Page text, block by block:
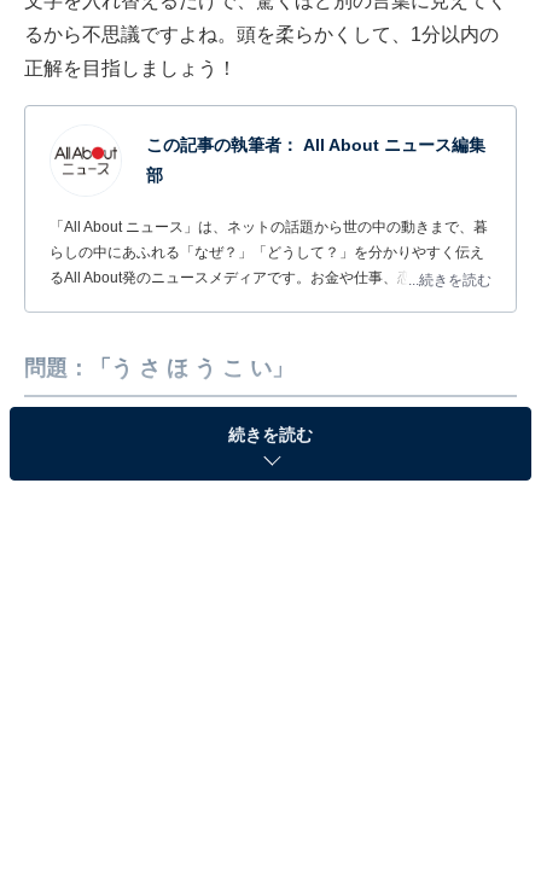
るから不思議ですよね。頭を柔らかくして、1分以内の
正解を目指しましょう！
この記事の執筆者： All About ニュース編集
部
「All About ニュース」は、ネットの話題から世の中の動きまで、暮
らしの中にあふれる「なぜ？」「どうして？」を分かりやすく伝え
るAll About発のニュースメディアです。お金や仕事、恋愛、ITに関
...続きを読む
問題：「う さ ほ う こ い」
続きを読む